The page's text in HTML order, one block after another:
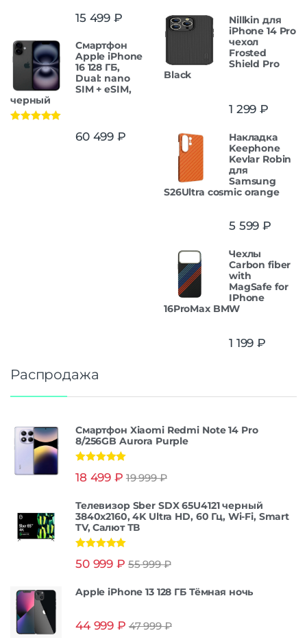
15 499 ₽
Смартфон
Apple iPhone
16 128 ГБ,
Dual: nano
SIM + eSIM,
черный
60 499 ₽
Nillkin для
iPhone 14 Pro
чехол
Frosted
Shield Pro
Black
1 299 ₽
Накладка
Keephone
Kevlar Robin
для
Samsung
S26Ultra cosmic orange
5 599 ₽
Чехлы
Carbon fiber
with
MagSafe for
IPhone
16ProMax BMW
1 199 ₽
Распродажа
Смартфон Xiaomi Redmi Note 14 Pro
8/256GB Aurora Purple
из 5
18 499 ₽ 19 999₽
Телевизор Sber SDX 65U4121 черный
3840x2160, 4K Ultra HD, 60 Гц, Wi-Fi, Smart
TV, Салют ТВ
из 5
50 999 ₽ 55 999₽
Apple iPhone 13 128 ГБ Тёмная ночь
44 999 ₽ 47 999₽